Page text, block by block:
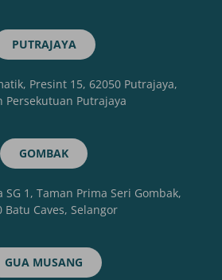
PUTRAJAYA
Presint 15, 62050 Putrajaya,
Persekutuan Putrajaya
GOMBAK
SG 1, Taman Prima Seri Gombak,
Batu Caves, Selangor
GUA MUSANG